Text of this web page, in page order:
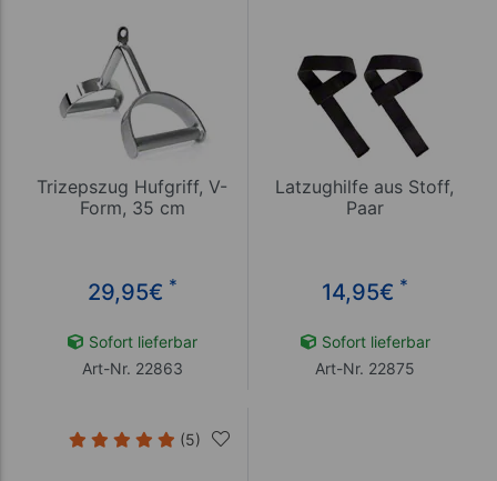
Trizepszug Hufgriff, V-
Form, 35 cm
29,95€ *
Sofort lieferbar
Art-Nr. 22863
Latzughilfe aus Stoff,
Paar
14,95€ *
Sofort lieferbar
Art-Nr. 22875
(5)